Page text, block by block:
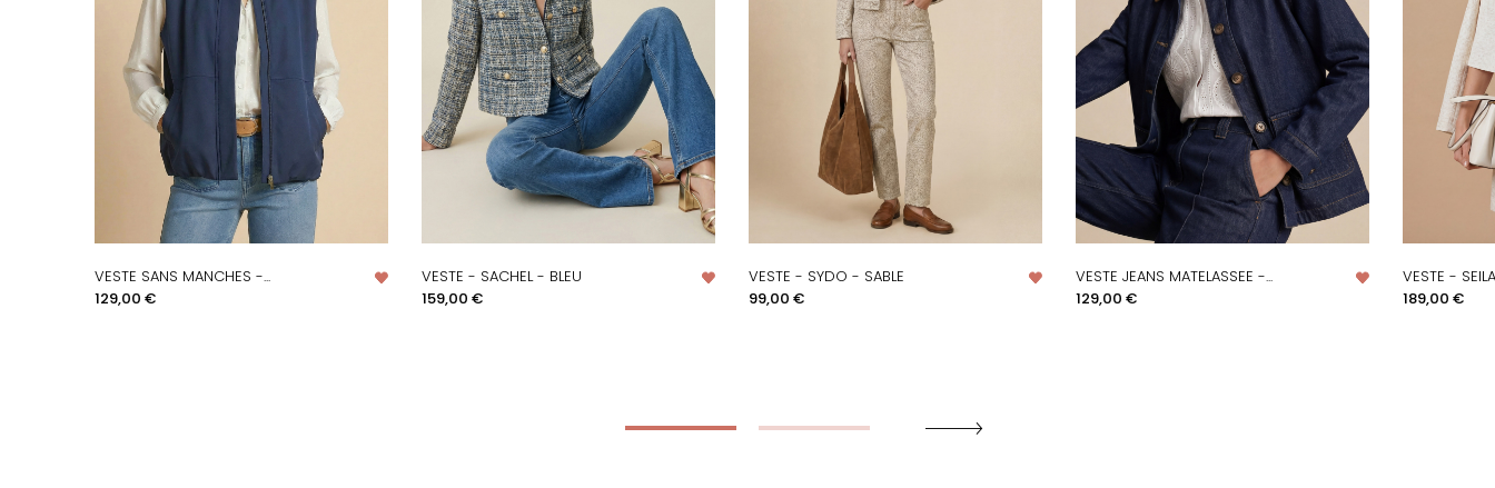
VESTE SANS MANCHES -...
Prix
129,00 €
VESTE - SACHEL - BLEU
Prix
159,00 €
VESTE - SYDO - SABLE
Prix
99,00 €
VESTE JEANS MATELASSEE -...
Prix
129,00 €
VESTE -
Prix
189,00 €